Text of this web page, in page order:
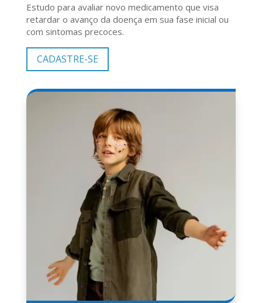
Estudo para avaliar novo medicamento que visa
retardar o avanço da doença em sua fase inicial ou
com sintomas precoces.
CADASTRE-SE